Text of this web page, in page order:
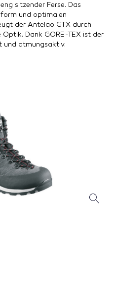
sitzender Ferse. Das
und optimalen
der Antelao GTX durch
Dank GORE-TEX ist der
und atmungsaktiv.